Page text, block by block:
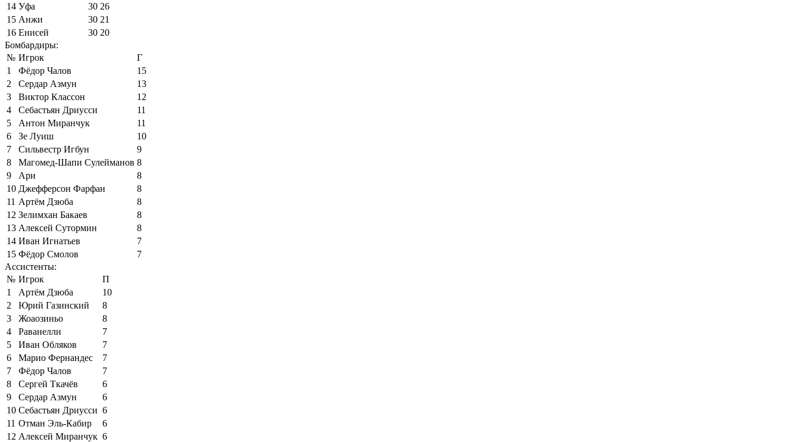
14 Уфа 30 26
15 Анжи 30 21
16 Енисей 30 20
Бомбардиры:
№ Игрок
Г
1
Фёдор Чалов
15
2
Сердар Азмун
13
3
Виктор Классон
12
4
Себастьян Дриусси
11
5
Антон Миранчук
11
6
Зе Луиш
10
7
Сильвестр Игбун
9
8
Магомед-Шапи Сулейманов 8
9
Ари
8
10 Джефферсон Фарфан
8
11 Артём Дзюба
8
12 Зелимхан Бакаев
8
13 Алексей Сутормин
8
14 Иван Игнатьев
7
15 Фёдор Смолов
7
Ассистенты:
№ Игрок
П
1
Артём Дзюба
10
2
Юрий Газинский
8
3
Жоаозиньо
8
4
Раванелли
7
5
Иван Обляков
7
6
Марио Фернандес
7
7
Фёдор Чалов
7
8
Сергей Ткачёв
6
9
Сердар Азмун
6
10 Себастьян Дриусси 6
11 Отман Эль-Кабир
6
12 Алексей Миранчук 6